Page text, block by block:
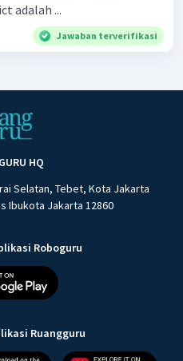
adalah ...
Jawaban terverifikasi
HQ
Selatan, Tebet, Kota Jakarta
Ibukota Jakarta 12860
Roboguru
Ruangguru